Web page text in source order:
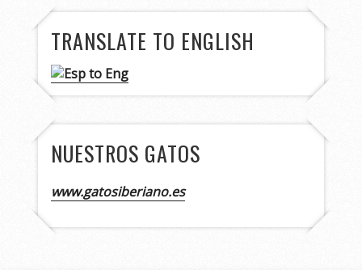
TRANSLATE TO ENGLISH
NUESTROS GATOS
www.gatosiberiano.es